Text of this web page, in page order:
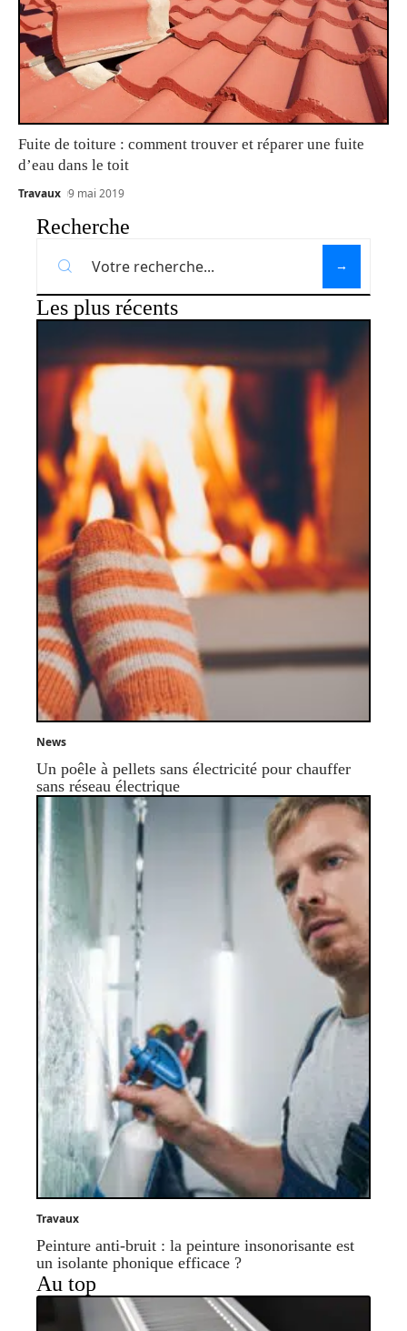
Fuite de toiture : comment trouver et réparer une fuite
d’eau dans le toit
Travaux 9 mai 2019
Recherche
Les plus récents
News
Un poêle à pellets sans électricité pour chauffer
sans réseau électrique
Travaux
Peinture anti-bruit : la peinture insonorisante est
un isolante phonique efficace ?
Au top